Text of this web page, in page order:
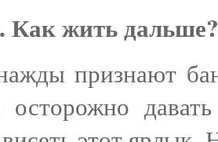
Как жить дальше?
признают
осторожно